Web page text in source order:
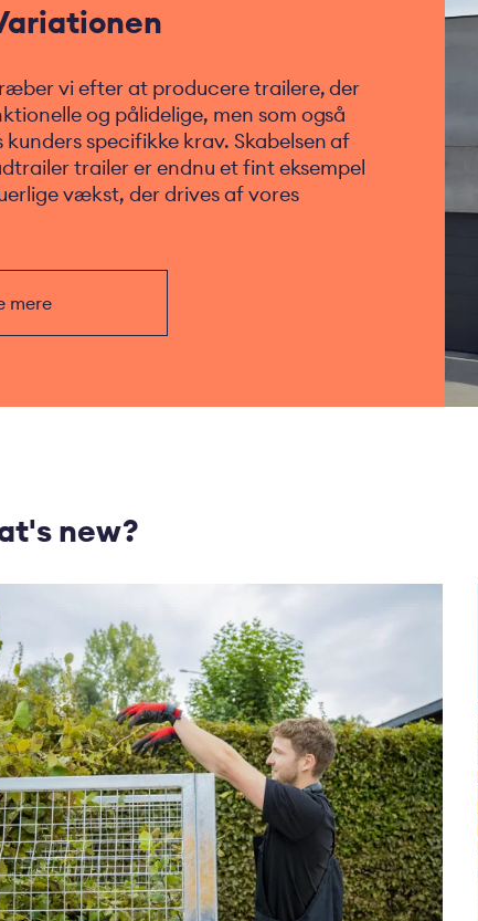
vi efter at producere trailere, der
og pålidelige, men som også
specifikke krav. Skabelsen af
trailer er endnu et fint eksempel
vækst, der drives af vores
mere
new?